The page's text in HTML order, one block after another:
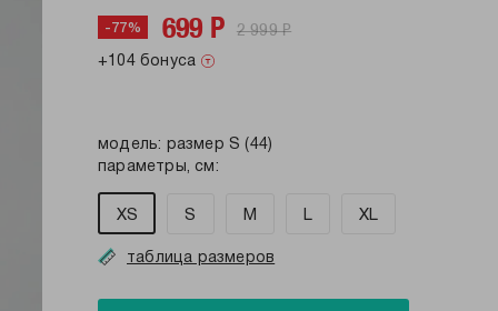
-77% 699 Р 2 999 Р
+104 бонуса
модель: размер S (44)
параметры, см:
XS S M L XL
таблица размеров